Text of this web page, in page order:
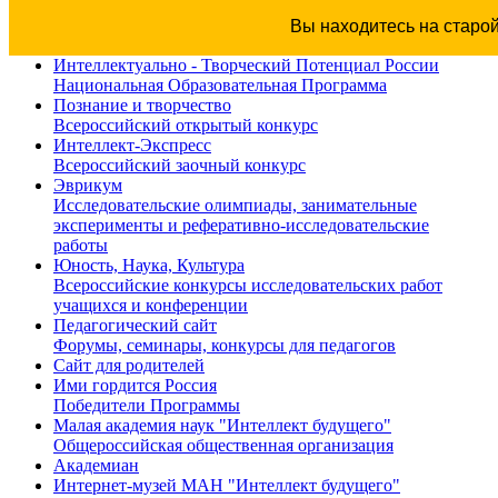
Вы находитесь на
Интеллектуально - Творческий Потенциал России
Национальная Образовательная Программа
Познание и творчество
Всероссийский открытый конкурс
Интеллект-Экспресс
Всероссийский заочный конкурс
Эврикум
Исследовательские олимпиады, занимательные
эксперименты и реферативно-исследовательские
работы
Юность, Наука, Культура
Всероссийские конкурсы исследовательских работ
учащихся и конференции
Педагогический сайт
Форумы, семинары, конкурсы для педагогов
Сайт для родителей
Ими гордится Россия
Победители Программы
Малая академия наук "Интеллект будущего"
Общероссийская общественная организация
Академиан
Интернет-музей МАН "Интеллект будущего"